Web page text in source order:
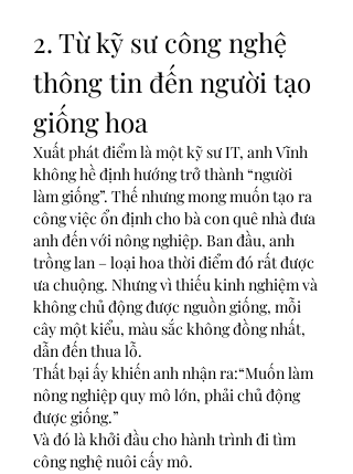
2. Từ kỹ sư công nghệ
thông tin đến người tạo
giống hoa
Xuất phát điểm là một kỹ sư IT, anh Vĩnh
không hề định hướng trở thành “người
làm giống”. Thế nhưng mong muốn tạo ra
công việc ổn định cho bà con quê nhà đưa
anh đến với nông nghiệp. Ban đầu, anh
trồng lan – loại hoa thời điểm đó rất được
ưa chuộng. Nhưng vì thiếu kinh nghiệm và
không chủ động được nguồn giống, mỗi
cây một kiểu, màu sắc không đồng nhất,
dẫn đến thua lỗ.
Thất bại ấy khiến anh nhận ra:“Muốn làm
nông nghiệp quy mô lớn, phải chủ động
được giống.”
Và đó là khởi đầu cho hành trình đi tìm
công nghệ nuôi cấy mô.